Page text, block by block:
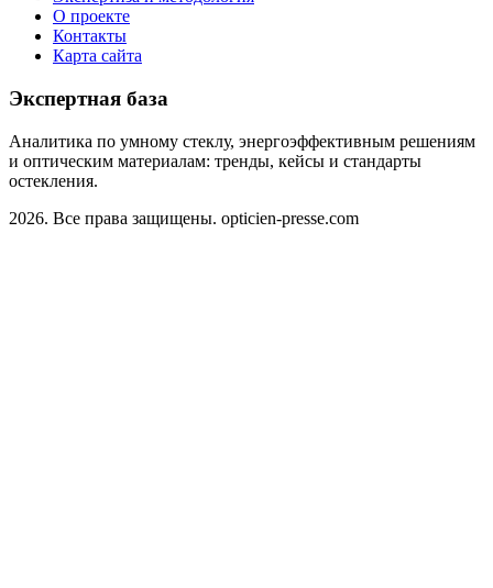
О проекте
Контакты
Карта сайта
Экспертная база
Аналитика по умному стеклу, энергоэффективным решениям
и оптическим материалам: тренды, кейсы и стандарты
остекления.
2026. Все права защищены. opticien-presse.com